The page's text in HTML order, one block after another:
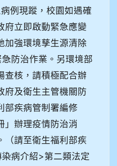
例現蹤，校園如遇確
府立即啟動緊急應變
加強環境孳生源清除
防治作業。另環境部
查核，請積極配合辦
府及衛生主管機關防
部疾病管制署編修
」辦理疫情防治消
（請至衛生福利部疾
病介紹>第二類法定